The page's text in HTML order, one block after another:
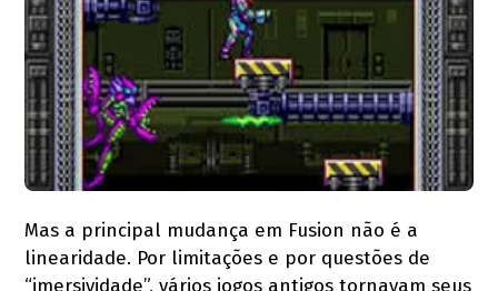
Mas a principal mudança em Fusion não é a
linearidade. Por limitações e por questões de
“imersividade”, vários jogos antigos tornavam seus